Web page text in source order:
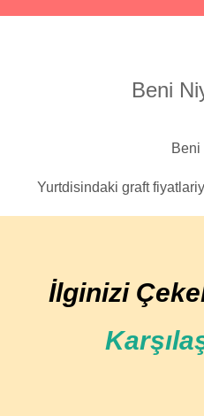
Beni
Yurtdisindaki graft
İlginizi